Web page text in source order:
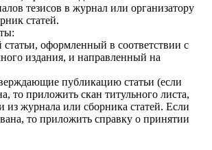
тезисов в журнал или организатору
статей.
статьи, оформленный в соответствии с
издания, и направленный на
публикацию статьи (если
то приложить скан титульного листа,
из журнала или сборника статей. Если
то приложить справку о принятии